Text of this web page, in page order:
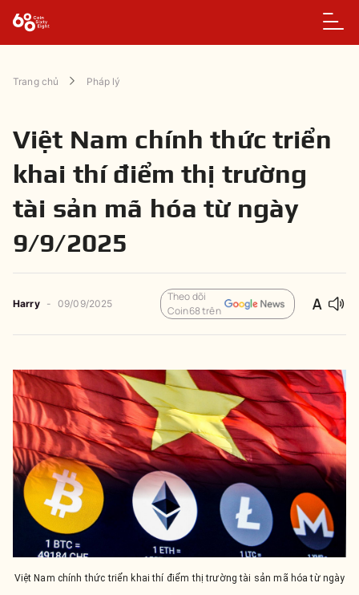
Trang chủ Pháp lý
Việt Nam chính thức triển
khai thí điểm thị trường
tài sản mã hóa từ ngày
9/9/2025
Harry - 09/09/2025
Theo dõi
Coin68 trên
Việt Nam chính thức triển khai thí điểm thị trường tài sản mã hóa từ ngày